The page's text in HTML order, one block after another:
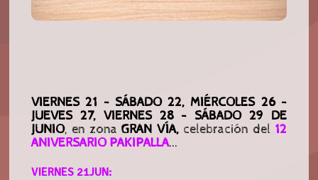
VIERNES 21 - SÁBADO 22, MIÉRCOLES 26 -
JUEVES 27, VIERNES 28 - SÁBADO 29 DE
JUNIO, en zonaGRAN VÍA,celebración del 12
ANIVERSARIO PAKIPALLA...
VIERNES 21JUN: